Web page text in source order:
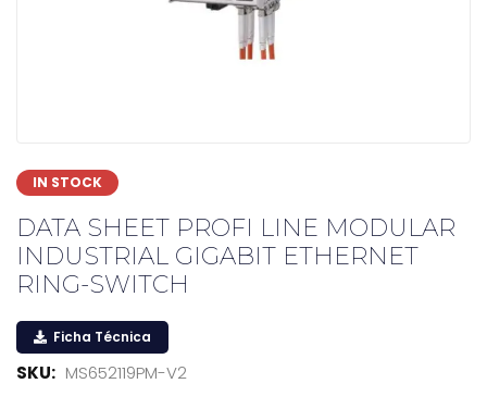
IN STOCK
DATA SHEET PROFI LINE MODULAR
INDUSTRIAL GIGABIT ETHERNET
RING-SWITCH
Ficha Técnica
SKU: MS652119PM-V2